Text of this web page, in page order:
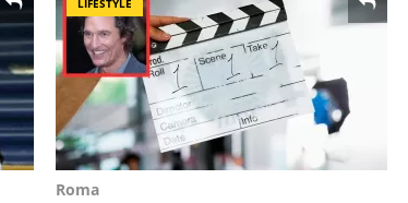
LIFESTYLE
Roma